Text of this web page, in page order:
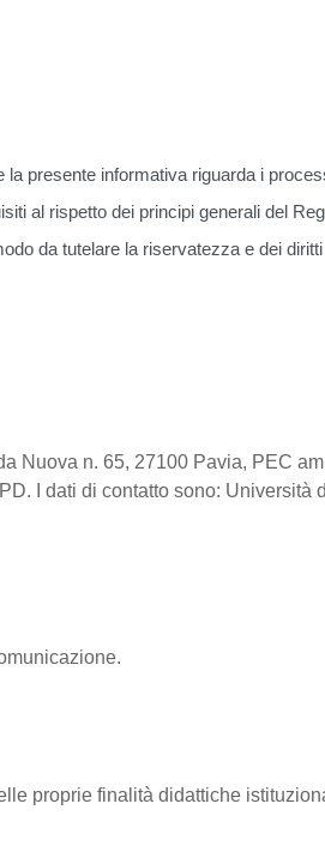
la presente informativa riguarda i
al rispetto dei principi generali del
da tutelare la riservatezza e dei
Nuova n. 65, 27100 Pavia, PEC
I dati di contatto sono: Università
proprie finalità didattiche